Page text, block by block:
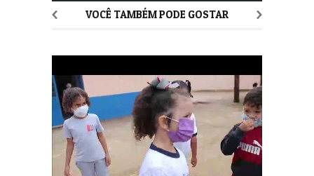
VOCÊ TAMBÉM PODE GOSTAR